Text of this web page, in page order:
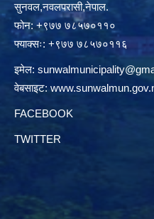
सुनवल,नवलपरासी,नेपाल.
फोन: +९७७ ७८५७०११०
फ्याक्सः: +९७७ ७८५७०११६
इमेल:
वेबसाइट:
FACEBOOK
TWITTER